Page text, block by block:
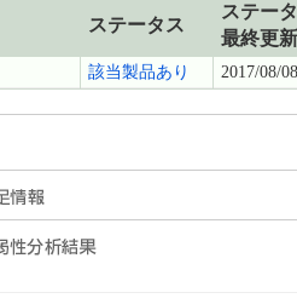
ステータス
ステー
最終更
該当製品あり 2017/08/08